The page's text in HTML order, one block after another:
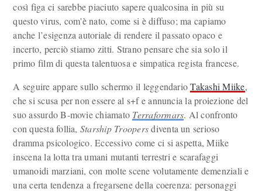
così figa ci sarebbe piaciuto sapere qualcosina in più su
questo virus, com'è nato, come si è diffuso; ma capiamo
anche l’esigenza autoriale di rendere il passato opaco e
incerto, perciò stiamo zitti. Strano pensare che sia solo il
primo film di questa talentuosa e simpatica regista francese.
A seguire appare sullo schermo il leggendarioTakashi Miike,
che si scusa per non essere al s+f e annuncia la proiezione del
suo assurdo B-movie chiamato Terraformars. Al confronto
con questa follia, Starship Troopersdiventa un serioso
dramma psicologico. Eccessivo come ci si aspetta, Miike
inscena la lotta tra umani mutanti terrestri e scarafaggi
umanoidi marziani, con molte scene volutamente demenziali e
una certa tendenza a fregarsene della coerenza: personaggi